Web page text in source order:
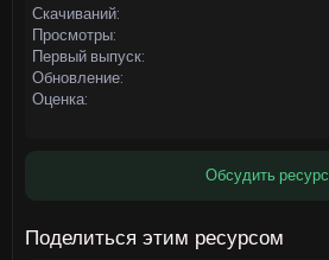
Скачиваний
Просмотры
Первый выпуск
Обновление
Оценка
Обсудить ресурс
Поделиться этим ресурсом